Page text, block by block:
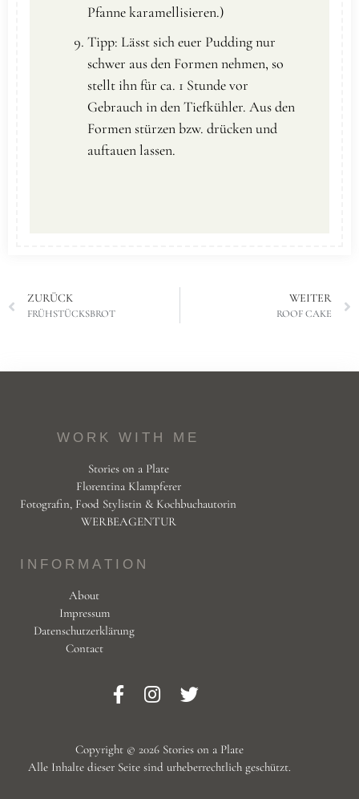
Pfanne karamellisieren.)
Tipp: Lässt sich euer Pudding nur
schwer aus den Formen nehmen, so
stellt ihn für ca. 1 Stunde vor
Gebrauch in den Tiefkühler. Aus den
Formen stürzen bzw. drücken und
auftauen lassen.
ZURÜCK
FRÜHSTÜCKSBROT
WEITER
ROOF CAKE
WORK WITH ME
Stories on a Plate
Florentina Klampferer
Fotografin, Food Stylistin & Kochbuchautorin
WERBEAGENTUR
INFORMATION
About
Impressum
Datenschutzerklärung
Contact
Copyright © 2026 Stories on a Plate
Alle Inhalte dieser Seite sind urheberrechtlich geschützt.